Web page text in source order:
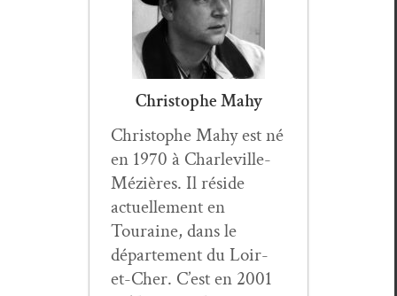
Christophe Mahy
Christophe Mahy est né
en 1970 à Charleville-
Méz­ières. Il réside
actuelle­ment en
Touraine, dans le
départe­ment du Loir-
et-Cher. C’est en 2001